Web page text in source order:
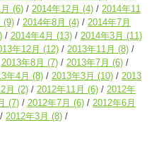
(6) 2014年12月 (4)
2014年11
(9) 2014年8月 (4)
2014年7月
2014年4月 (13) 2014年3月 (11)
年12月 (12) 2013年11月 (8)
2013年8月 (7) 2013年7月 (6)
年4月 (8) 2013年3月 (10)
2013
月 (2) 2012年11月 (6)
2012年
(7) 2012年7月 (6)
2012年6月
2012年3月 (8)